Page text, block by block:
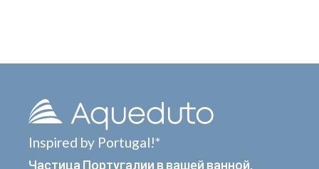
Inspired by Portugal!*
Частица Португалии в вашей ванной.